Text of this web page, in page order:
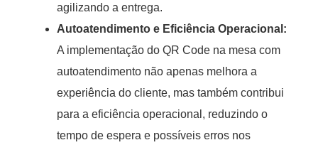
agilizando a entrega.
Autoatendimento e Eficiência Operacional:
A implementação do QR Code na mesa com
autoatendimento não apenas melhora a
experiência do cliente, mas também contribui
para a eficiência operacional, reduzindo o
tempo de espera e possíveis erros nos